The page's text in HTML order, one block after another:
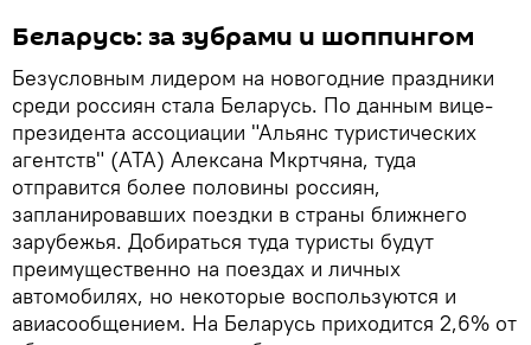
Беларусь: за зубрами и шоппингом
Безусловным лидером на новогодние праздники
среди россиян стала Беларусь. По данным вице-
президента ассоциации "Альянс туристических
агентств" (АТА) Алексана Мкртчяна, туда
отправится более половины россиян,
запланировавших поездки в страны ближнего
зарубежья. Добираться туда туристы будут
преимущественно на поездах и личных
автомобилях, но некоторые воспользуются и
авиасообщением. На Беларусь приходится 2,6% от